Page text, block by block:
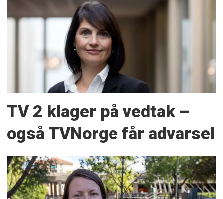
TV 2 klager på vedtak –
også TVNorge får advarsel